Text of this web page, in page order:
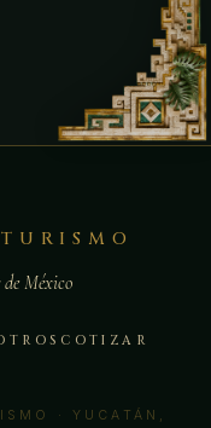
México
COTIZAR
· YUCATÁN,